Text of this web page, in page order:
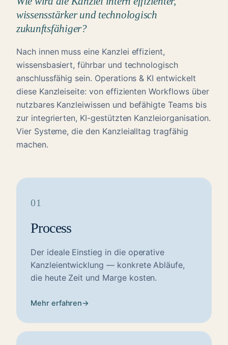
wissensstärker und technologisch
zukunftsfähiger?
Nach innen muss eine Kanzlei effizient,
wissensbasiert, führbar und technologisch
anschlussfähig sein. Operations & KI entwickelt
diese Kanzleiseite: von effizienten Workflows über
nutzbares Kanzleiwissen und befähigte Teams bis
zur integrierten, KI-gestützten Kanzleiorganisation.
Vier Systeme, die den Kanzleialltag tragfähig
machen.
01
Process
Der ideale Einstieg in die operative
Kanzleientwicklung — konkrete Abläufe,
die heute Zeit und Marge kosten.
Mehr erfahren→